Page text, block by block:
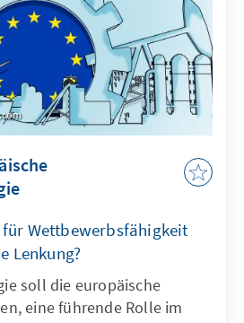
für Wettbewerbsfähigkeit
Lenkung?
soll die europäische
eine führende Rolle im